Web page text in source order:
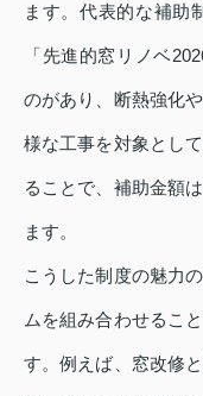
ます。代表的な補助
「先進的窓リノベ
のがあり、断熱強化
様な工事を対象とし
ることで、補助金額
ます。
こうした制度の魅力
ムを組み合わせるこ
す。例えば、窓改修